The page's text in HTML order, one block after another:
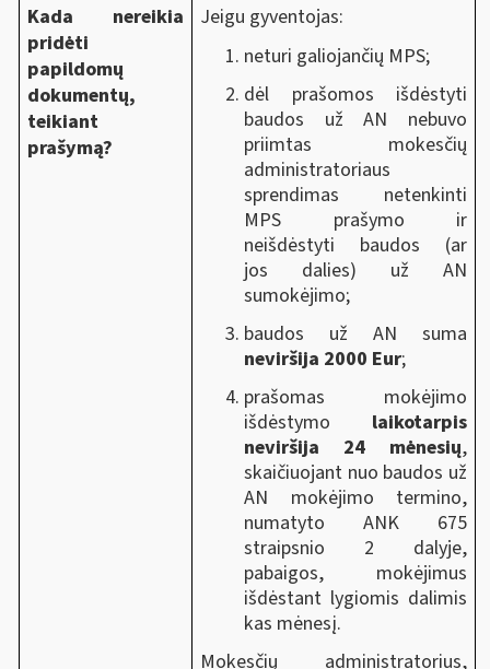
Kada nereikia
pridėti
papildomų
dokumentų,
teikiant
prašymą?
Jeigu gyventojas:
neturi galiojančių MPS;
dėl prašomos išdėstyti
baudos už AN nebuvo
priimtas mokesčių
administratoriaus
sprendimas netenkinti
MPS prašymo ir
neišdėstyti baudos (ar
jos dalies) už AN
sumokėjimo;
baudos už AN suma
neviršija 2000 Eur;
prašomas mokėjimo
išdėstymo laikotarpis
neviršija 24 mėnesių,
skaičiuojant nuo baudos už
AN mokėjimo termino,
numatyto ANK 675
straipsnio 2 dalyje,
pabaigos, mokėjimus
išdėstant lygiomis dalimis
kas mėnesį.
Mokesčių administratorius,